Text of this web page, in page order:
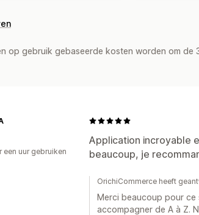
op gebruik gebaseerde kosten worden om de
Application incroyable
beaucoup, je
een uur gebruiken
OrichiCommerce heeft
Merci beaucoup pour ce
accompagner de A à Z.